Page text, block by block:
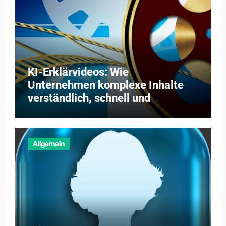
KI-Erklärvideos: Wie
Unternehmen komplexe Inhalte
verständlich, schnell und
kosteneffizient vermitteln
Allgemein